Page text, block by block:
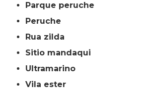
parque peruche
peruche
rua zilda
sitio mandaqui
ultramarino
vila ester